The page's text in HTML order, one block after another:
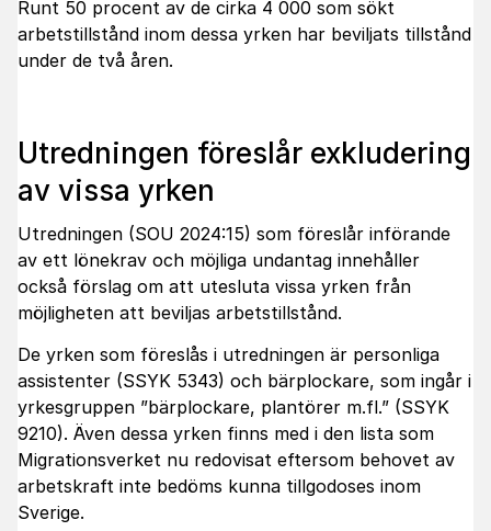
Runt 50 procent av de cirka 4 000 som sökt
arbetstillstånd inom dessa yrken har beviljats tillstånd
under de två åren.
Utredningen föreslår exkludering
av vissa yrken
Utredningen (SOU 2024:15) som föreslår införande
av ett lönekrav och möjliga undantag innehåller
också förslag om att utesluta vissa yrken från
möjligheten att beviljas arbetstillstånd.
De yrken som föreslås i utredningen är personliga
assistenter (SSYK 5343) och bärplockare, som ingår i
yrkesgruppen ”bärplockare, plantörer m.fl.” (SSYK
9210). Även dessa yrken finns med i den lista som
Migrationsverket nu redovisat eftersom behovet av
arbetskraft inte bedöms kunna tillgodoses inom
Sverige.